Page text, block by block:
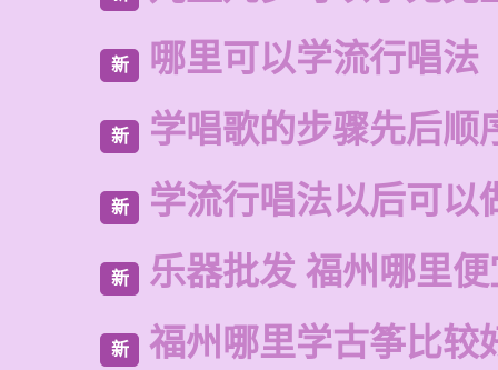
新 哪里可以学流行唱法
新 学唱歌的步骤先后顺
新 学流行唱法以后可以
新 乐器批发 福州哪里
新 福州哪里学古筝比较